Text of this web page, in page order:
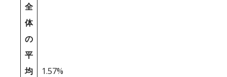
全
体
の
平
均
1.57%